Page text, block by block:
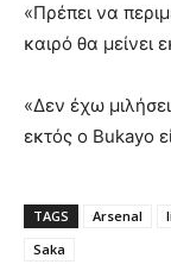
«Πρέπει να
καιρό θα μείνει
«Δεν έχω
εκτός ο Bukayo
TAGS Arsenal
Saka